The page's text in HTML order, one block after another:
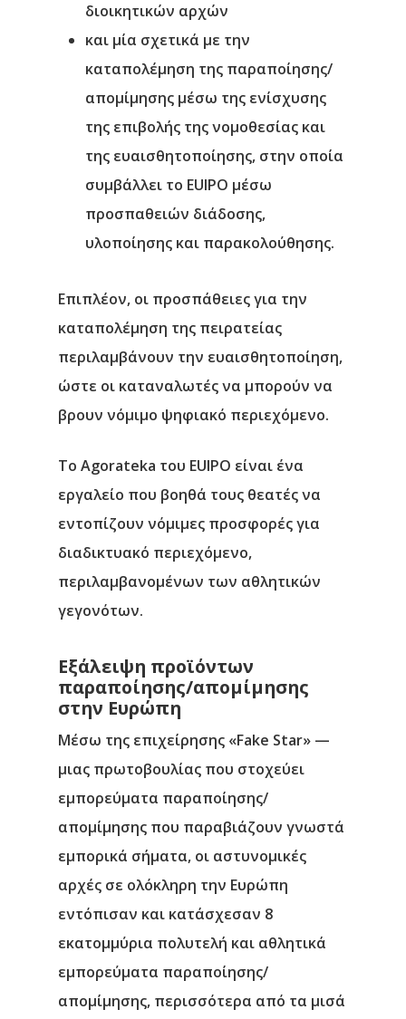
διοικητικών αρχών
και μία σχετικά με την
καταπολέμηση της παραποίησης/
απομίμησης μέσω της ενίσχυσης
της επιβολής της νομοθεσίας και
της ευαισθητοποίησης, στην οποία
συμβάλλει το EUIPO μέσω
προσπαθειών διάδοσης,
υλοποίησης και παρακολούθησης.
Επιπλέον, οι προσπάθειες για την
καταπολέμηση της πειρατείας
περιλαμβάνουν την ευαισθητοποίηση,
ώστε οι καταναλωτές να μπορούν να
βρουν νόμιμο ψηφιακό περιεχόμενο.
Το Agorateka του EUIPO είναι ένα
εργαλείο που βοηθά τους θεατές να
εντοπίζουν νόμιμες προσφορές για
διαδικτυακό περιεχόμενο,
περιλαμβανομένων των αθλητικών
γεγονότων.
Εξάλειψη προϊόντων
παραποίησης/απομίμησης
στην Ευρώπη
Μέσω της επιχείρησης «Fake Star» —
μιας πρωτοβουλίας που στοχεύει
εμπορεύματα παραποίησης/
απομίμησης που παραβιάζουν γνωστά
εμπορικά σήματα, οι αστυνομικές
αρχές σε ολόκληρη την Ευρώπη
εντόπισαν και κατάσχεσαν 8
εκατομμύρια πολυτελή και αθλητικά
εμπορεύματα παραποίησης/
απομίμησης, περισσότερα από τα μισά